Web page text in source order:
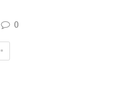
0